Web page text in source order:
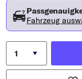
Fahrzeug